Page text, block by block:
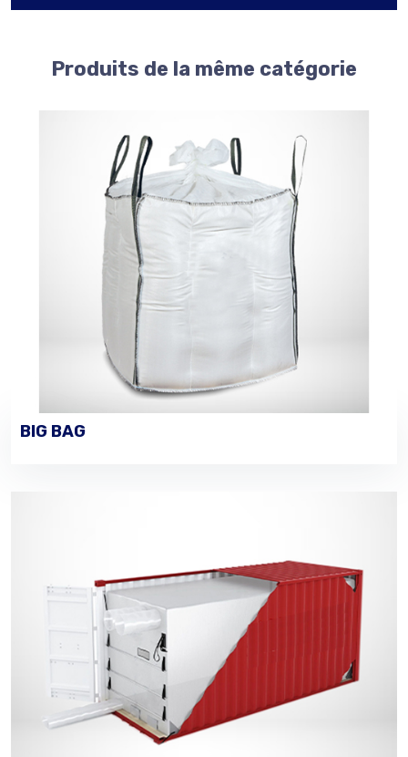
Produits de la même catégorie
VOIR LES DÉTAILS
BIG BAG